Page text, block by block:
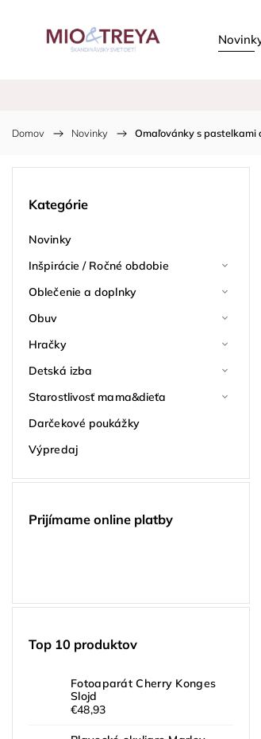
Domov / Novinky / Omaľovánky s pastelkami
Kategórie
Novinky
Inšpirácie / Ročné obdobie
Oblečenie a doplnky
Obuv
Hračky
Detská izba
Starostlivosť mama&dieťa
Darčekové poukážky
Výpredaj
Prijímame online platby
Top 10 produktov
Fotoaparát Cherry Konges
Slojd
€48,93